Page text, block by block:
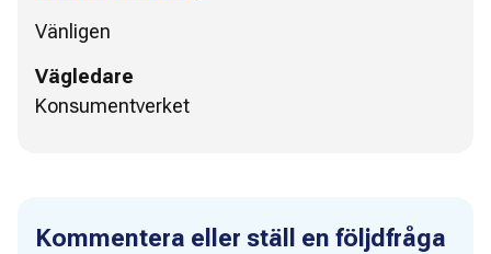
Vänligen
Vägledare
Konsumentverket
Kommentera eller ställ en följdfråga